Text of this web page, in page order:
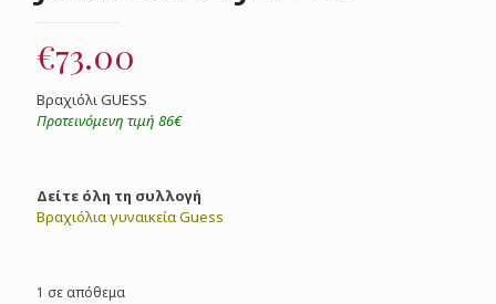
€73.00
Βραχιόλι GUESS
Προτεινόμενη τιμή 86€
Δείτε όλη τη συλλογή
Βραχιόλια γυναικεία Guess
1 σε απόθεμα